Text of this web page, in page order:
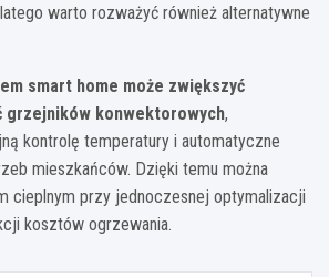
warto rozważyć również alternatywne
smart home może zwiększyć
grzejników konwektorowych,
kontrolę temperatury i automatyczne
mieszkańców. Dzięki temu można
cieplnym przy jednoczesnej optymalizacji
kosztów ogrzewania.